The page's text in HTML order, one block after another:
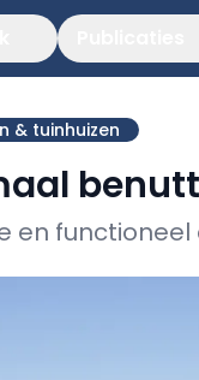
& tuinhuizen
en